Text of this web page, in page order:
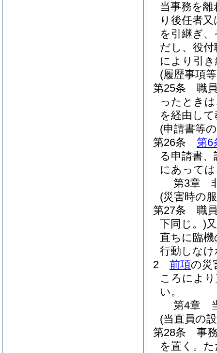
当事務を
り後任者
を引継ぎ
だし、役
により引
(履歴事項
第25条
職
ったとき
を経由し
(申請書等
第26条
第6
る申請書
にあって
第3章
(災害時の
第27条
職
下同じ。)
直ちに臨
行動しな
2
前項の災
ころによ
い。
第4章
(当直員の
第28条
事
を置く。